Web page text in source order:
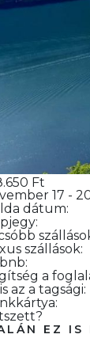
Ft
17 -
dátum:
szállások:
a
az a tagsági:
EZ IS